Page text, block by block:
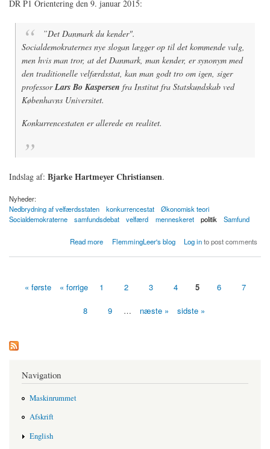
DR P1 Orientering den 9. januar 2015:
”Det Danmark du kender".
Socialdemokraternes nye slogan lægger op til det kommende valg,
men hvis man tror, at det Danmark, man kender, er synonym med
den traditionelle velfærdsstat, kan man godt tro om igen, siger
professorLars Bo Kaspersen fra Institut fra Statskundskab ved
Københavns Universitet.
Konkurrencestaten er allerede en realitet.
Indslag af: Bjarke Hartmeyer Christiansen.
Nyheder:
Nedbrydning af velfærdsstaten
konkurrencestat
Økonomisk teori
Socialdemokraterne
samfundsdebat velfærd menneskeret politik Samfund
Read more
about Det Danmark du kender: Konkurrencestaten er her allerede
FlemmingLeer's blog Log into post comments
« første « forrige 1 2 3 4 5 6 7
8 9 … næste » sidste »
Navigation
Maskinrummet
Afskrift
English